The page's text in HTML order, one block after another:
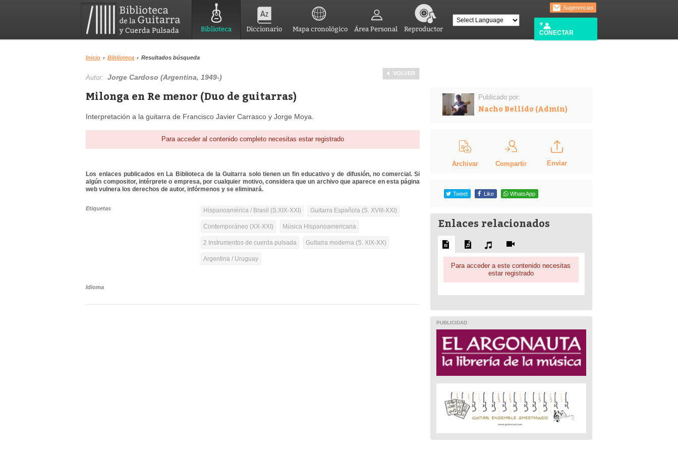
Biblioteca Diccionario Mapa cronológico Área Personal Reproductor
Sugerencias
CONECTAR
Inicio › Biblioteca › Resultados búsqueda
VOLVER
Autor:Jorge Cardoso (Argentina, 1949-)
Milonga en Re menor (Duo de guitarras)
Interpretación a la guitarra de Francisco Javier Carrasco y Jorge Moya.
Para acceder al contenido completo necesitas estar registrado
Los enlaces publicados en La Biblioteca de la Guitarra solo tienen un fin educativo y de difusión, no comercial. Si
algún compositor, intérprete o empresa, por cualquier motivo, considera que un archivo que aparece en esta página
web vulnera los derechos de autor, infórmenos y se eliminará.
Etiquetas Hispanoamérica / Brasil (S.XIX-XXI) Guitarra Española (S. XVIII-XXI)
Contemporáneo (XX-XXI) Música Hispanoamericana
2 Instrumentos de cuerda pulsada Guitarra moderna (S. XIX-XX)
Argentina / Uruguay
Idioma
Publicado por:
Nacho Bellido (Admin)
Archivar Compartir Enviar
Tweet Like WhatsApp
Enlaces relacionados
Para acceder a este contenido necesitas
estar registrado
PUBLICIDAD